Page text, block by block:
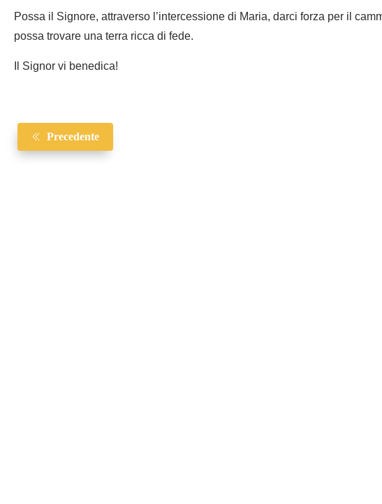
Possa il Signore, attraverso l’intercessione di Maria, darci forza per il
possa trovare una terra ricca di fede.
Il Signor vi benedica!
Precedente